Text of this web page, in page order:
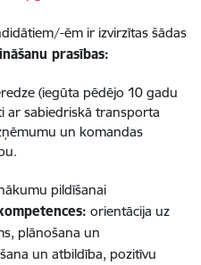
ēm ir izvirzītas šādas
prasības:
(iegūta pēdējo 10 gadu
ar sabiedriskā transporta
un komandas
pildīšanai
orientācija uz
plānošana un
un atbildība, pozitīvu